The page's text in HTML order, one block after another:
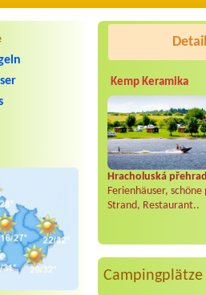
Kemp Keramika
Hracholuská
Ferienhäuser, schöne
Strand, Restaurant..